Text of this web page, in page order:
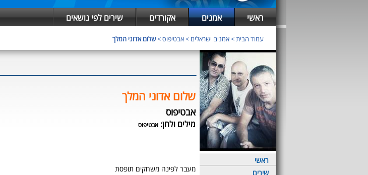
ראשי אמנים אקורדים שירים לפי נושאים
עמוד הבית>אמנים ישראלים >אבטיפוס>שלום אדוני המלך
ראשי
שירים
שלום אדוני המלך
אבטיפוס
מילים ולחן: אבטיפוס
מעבר לפינה משחקים תופסת